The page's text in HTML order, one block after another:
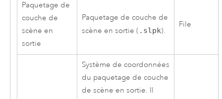
Paquetage de
couche de
scène en
sortie
Paquetage de couche de
scène en sortie ( .slpk).
File
Système de coordonnées
du paquetage de couche
de scène en sortie. Il